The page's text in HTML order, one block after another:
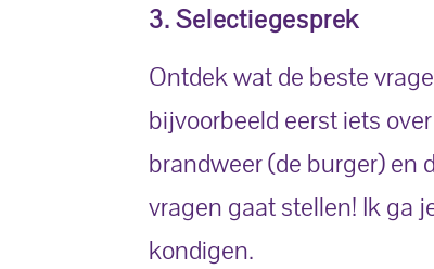
3. Selectiegesprek
Ontdek wat de beste
bijvoorbeeld eerst iets
brandweer (de burger) en
vragen gaat stellen! Ik ga
kondigen.